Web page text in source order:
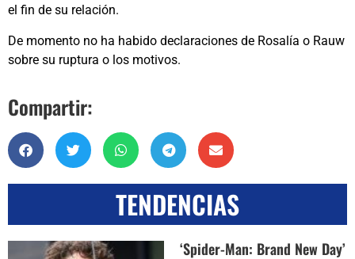
el fin de su relación.
De momento no ha habido declaraciones de Rosalía o Rauw
sobre su ruptura o los motivos.
Compartir:
TENDENCIAS
‘Spider-Man: Brand New Day’